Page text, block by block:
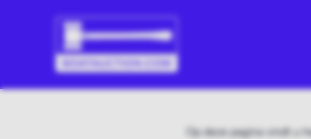
Op deze pagina vindt u